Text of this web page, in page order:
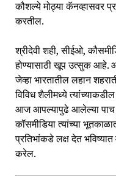
कौशल्ये मोठ्या कॅनव्हासवर
करतील.
श्रीदेवी शही, सीईओ,
होण्यासाठी खूप उत्सुक आहे.
जेव्हा भारतातील लहान
विविध शैलीमध्ये
आज आपल्यापुढे आलेल्या पाच
कॉसमीडिया त्यांच्या
प्रतिभांकडे लक्ष देत
करेल.